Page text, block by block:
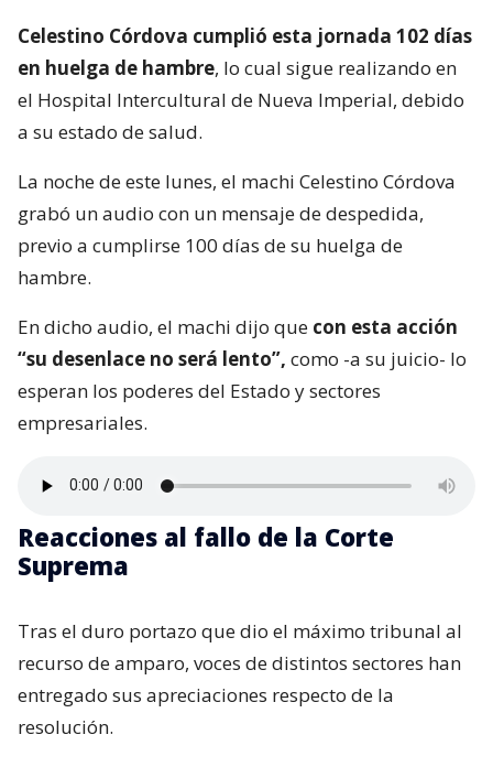
Celestino Córdova cumplió esta jornada 102 días
en huelga de hambre, lo cual sigue realizando en
el Hospital Intercultural de Nueva Imperial, debido
a su estado de salud.
La noche de este lunes, el machi Celestino Córdova
grabó un audio con un mensaje de despedida,
previo a cumplirse 100 días de su huelga de
hambre.
En dicho audio, el machi dijo que con esta acción
“su desenlace no será lento”, como -a su juicio- lo
esperan los poderes del Estado y sectores
empresariales.
Reacciones al fallo de la Corte
Suprema
Tras el duro portazo que dio el máximo tribunal al
recurso de amparo, voces de distintos sectores han
entregado sus apreciaciones respecto de la
resolución.